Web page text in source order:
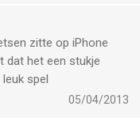
spel
zitte op iPhone
dat het een stukje
spel
05/04/2013